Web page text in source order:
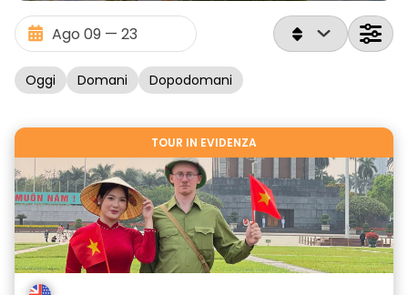
Oggi Domani Dopodomani
TOUR IN EVIDENZA